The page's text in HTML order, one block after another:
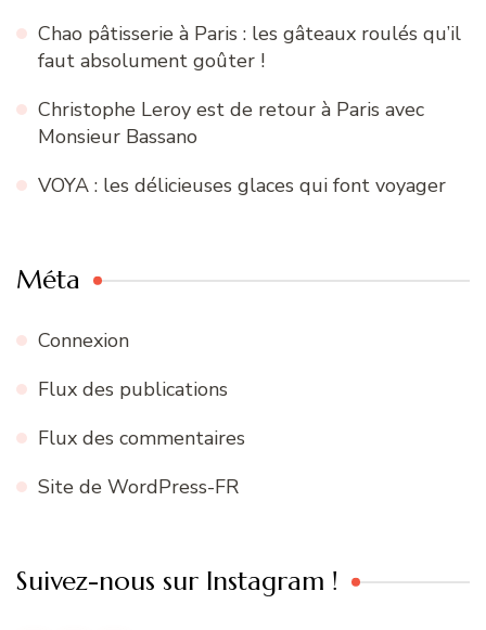
Chao pâtisserie à Paris : les gâteaux roulés qu’il
faut absolument goûter !
Christophe Leroy est de retour à Paris avec
Monsieur Bassano
VOYA : les délicieuses glaces qui font voyager
Méta
Connexion
Flux des publications
Flux des commentaires
Site de WordPress-FR
Suivez-nous sur Instagram !